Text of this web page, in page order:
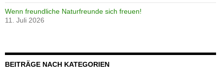
Wenn freundliche Naturfreunde sich freuen!
11. Juli 2026
BEITRÄGE NACH KATEGORIEN